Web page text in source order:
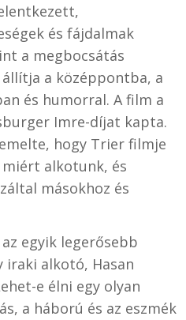
és fájdalmak
a megbocsátás
a középpontba, a
és humorral. A film a
Imre-díjat kapta.
hogy Trier filmje
alkotunk, és
másokhoz és
egyik legerősebb
iraki alkotó, Hasan
e élni egy olyan
a háború és az eszmék